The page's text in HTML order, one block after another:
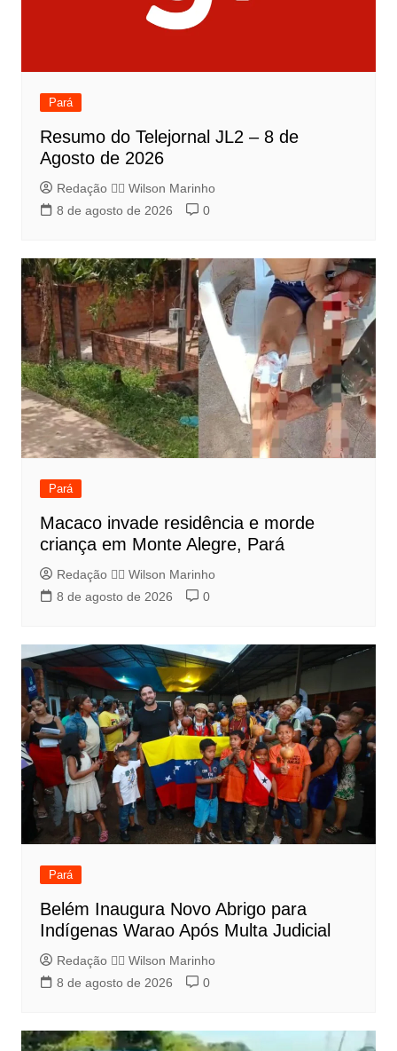
Pará
Resumo do Telejornal JL2 – 8 de
Agosto de 2026
Redação 👨‍⚖️​ Wilson Marinho
8 de agosto de 2026
0
Pará
Macaco invade residência e morde
criança em Monte Alegre, Pará
Redação 👨‍⚖️​ Wilson Marinho
8 de agosto de 2026
0
Pará
Belém Inaugura Novo Abrigo para
Indígenas Warao Após Multa Judicial
Redação 👨‍⚖️​ Wilson Marinho
8 de agosto de 2026
0